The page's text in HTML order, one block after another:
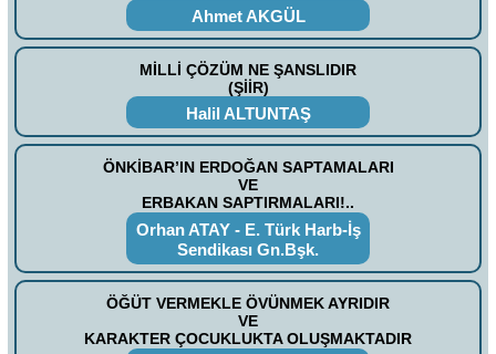
Ahmet AKGÜL
MİLLİ ÇÖZÜM NE ŞANSLIDIR
(ŞİİR)
Halil ALTUNTAŞ
ÖNKİBAR’IN ERDOĞAN SAPTAMALARI
VE
ERBAKAN SAPTIRMALARI!..
Orhan ATAY - E. Türk Harb-İş
Sendikası Gn.Bşk.
ÖĞÜT VERMEKLE ÖVÜNMEK AYRIDIR
VE
KARAKTER ÇOCUKLUKTA OLUŞMAKTADIR